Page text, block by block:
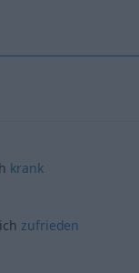
krank
zufrieden